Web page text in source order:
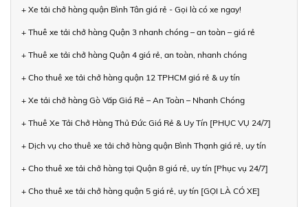
+ Xe tải chở hàng quận Bình Tân giá rẻ - Gọi là có xe ngay!
+ Thuê xe tải chở hàng Quận 3 nhanh chóng – an toàn – giá rẻ
+ Thuê xe tải chở hàng Quận 4 giá rẻ, an toàn, nhanh chóng
+ Cho thuê xe tải chở hàng quận 12 TPHCM giá rẻ & uy tín
+ Xe tải chở hàng Gò Vấp Giá Rẻ – An Toàn – Nhanh Chóng
+ Thuê Xe Tải Chở Hàng Thủ Đức Giá Rẻ & Uy Tín [PHỤC VỤ 24/7]
+ Dịch vụ cho thuê xe tải chở hàng quận Bình Thạnh giá rẻ, uy tín
+ Cho thuê xe tải chở hàng tại Quận 8 giá rẻ, uy tín [Phục vụ 24/7]
+ Cho thuê xe tải chở hàng quận 5 giá rẻ, uy tín [GỌI LÀ CÓ XE]